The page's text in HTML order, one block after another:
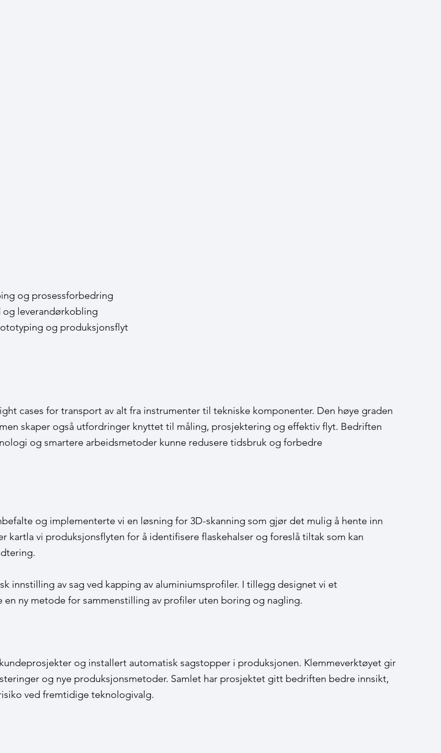
og prosessforbedring
og leverandørkobling
og produksjonsflyt
cases for transport av alt fra instrumenter til tekniske komponenter. Den høye graden
skaper også utfordringer knyttet til måling, prosjektering og effektiv flyt. Bedriften
og smartere arbeidsmetoder kunne redusere tidsbruk og forbedre
og implementerte vi en løsning for 3D-skanning som gjør det mulig å hente inn
kartla vi produksjonsflyten for å identifisere flaskehalser og foreslå tiltak som kan
innstilling av sag ved kapping av aluminiumsprofiler. I tillegg designet vi et
ny metode for sammenstilling av profiler uten boring og nagling.
og installert automatisk sagstopper i produksjonen. Klemmeverktøyet gir
og nye produksjonsmetoder. Samlet har prosjektet gitt bedriften bedre innsikt,
ved fremtidige teknologivalg.